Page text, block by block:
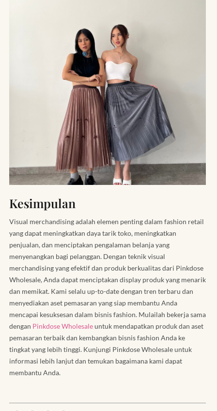
Kesimpulan
Visual merchandising adalah elemen penting dalam fashion retail
yang dapat meningkatkan daya tarik toko, meningkatkan
penjualan, dan menciptakan pengalaman belanja yang
menyenangkan bagi pelanggan. Dengan teknik visual
merchandising yang efektif dan produk berkualitas dari Pinkdose
Wholesale, Anda dapat menciptakan display produk yang menarik
dan memikat. Kami selalu up-to-date dengan tren terbaru dan
menyediakan aset pemasaran yang siap membantu Anda
mencapai kesuksesan dalam bisnis fashion. Mulailah bekerja sama
dengan Pinkdose Wholesaleuntuk mendapatkan produk dan aset
pemasaran terbaik dan kembangkan bisnis fashion Anda ke
tingkat yang lebih tinggi. Kunjungi Pinkdose Wholesale untuk
informasi lebih lanjut dan temukan bagaimana kami dapat
membantu Anda.